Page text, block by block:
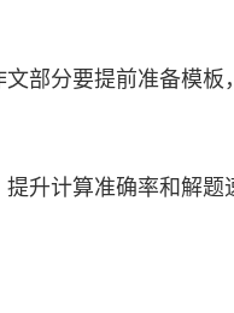
部分要提前准备模板
升计算准确率和解题